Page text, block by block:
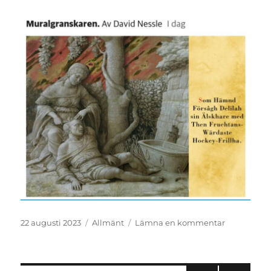
Publicerat
22 augusti 2023 Kategorier
Allmänt Lämna en kommentartill